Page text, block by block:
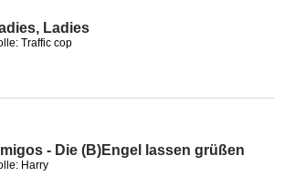
Ladies
Traffic cop
- Die (B)Engel lassen grüßen
Harry